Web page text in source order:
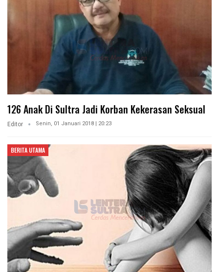
126 Anak Di Sultra Jadi Korban Kekerasan Seksual
Editor Senin, 01 Januari 2018 | 20:23
BERITA UTAMA